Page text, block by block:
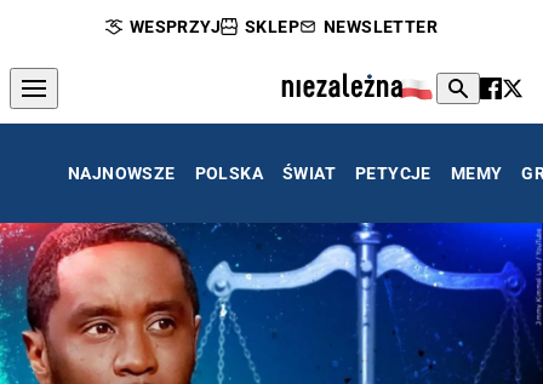
WESPRZYJ SKLEP NEWSLETTER
NAJNOWSZE POLSKA ŚWIAT PETYCJE MEMY